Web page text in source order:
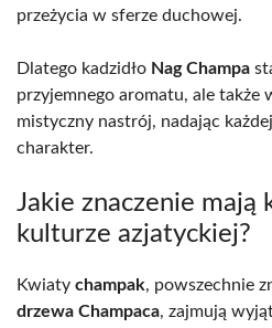
przeżycia w sferze duchowej.
Dlatego kadzidło Nag Champa
przyjemnego aromatu, ale także
mistyczny nastrój, nadając
charakter.
Jakie znaczenie mają
kulturze azjatyckiej?
Kwiaty champak, powszechnie
drzewa Champaca, zajmują